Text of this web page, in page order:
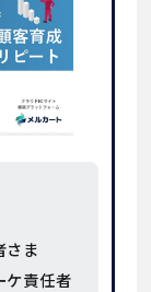
さま
ケ責任者